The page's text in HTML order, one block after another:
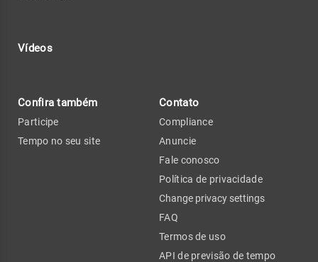
Vídeos
Confira também
Participe
Tempo no seu site
Contato
Compliance
Anuncie
Fale conosco
Política de privacidade
Change privacy settings
FAQ
Termos de uso
API de previsão de tempo